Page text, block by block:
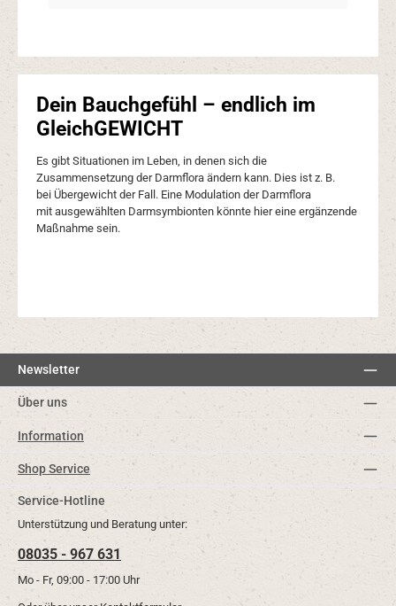
Dein Bauchgefühl – endlich im
GleichGEWICHT
Es gibt Situationen im Leben, in denen sich die
Zusammensetzung der Darmflora ändern kann. Dies ist z. B.
bei Übergewicht der Fall. Eine Modulation der Darmflora
mit ausgewählten Darmsymbionten könnte hier eine ergänzende
Maßnahme sein.
Newsletter
Über uns
Information
Shop Service
Service-Hotline
Unterstützung und Beratung unter:
08035 - 967 631
Mo - Fr, 09:00 - 17:00 Uhr